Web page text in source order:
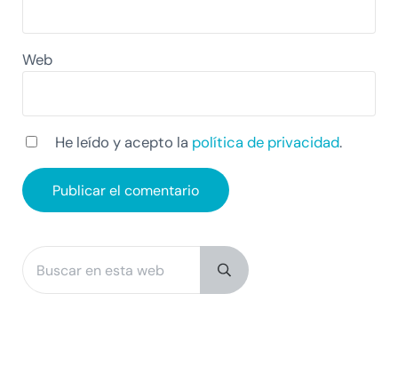
Web
He leído y acepto la política de privacidad.
Sidebar
Submit search